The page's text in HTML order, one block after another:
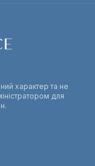
характер та не
для